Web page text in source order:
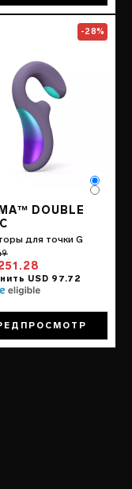
Go to the
-28%
DOUBLE
для точки G
Color
Color